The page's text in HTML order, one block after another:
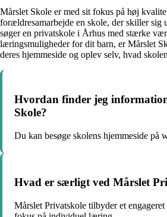
Mårslet Skole er med sit fokus på høj
forældresamarbejde en skole, der skiller
søger en privatskole i Århus med stærke
læringsmuligheder for dit barn, er Mårslet
deres hjemmeside og oplev selv, hvad
Hvordan finder jeg
Skole?
Du kan besøge skolens hjemmeside på
Hvad er særligt ved Mårslet
Mårslet Privatskole tilbyder et